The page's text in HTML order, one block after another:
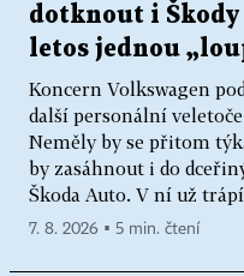
dotknout i
letos jednou
Koncern Volkswagen
další personální
Neměly by se přitom
by zasáhnout i do
Škoda Auto. V ní už
7. 8. 2026 ▪ 5 min. čtení